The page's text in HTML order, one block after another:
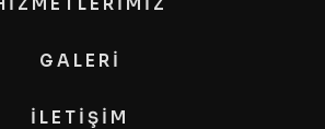
GALERİ
İLETİŞİM